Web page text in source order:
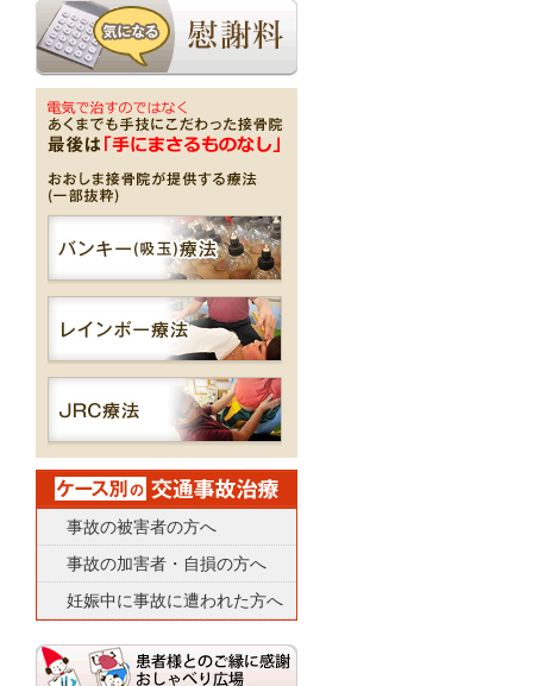
事故の被害者の方へ
事故の加害者・自損の方へ
妊娠中に事故に遭われた方へ